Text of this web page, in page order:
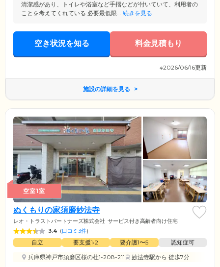
清潔感があり、トイレや浴室など手摺などが付いていて、利用者の
ことを考えてくれている 必要最低限... 続きを見る
空き状況を知る 料金見積もり
※2026/06/16更新
施設の詳細を見る
空室1室
ぬくもりの家須磨妙法寺
レオ・トラストパートナーズ株式会社 サービス付き高齢者向け住宅
3.4 (口コミ3件)
自立 要支援1•2 要介護1〜5
認知症可
兵庫県神戸市須磨区桜の杜1-208-211
妙法寺駅から 徒歩7分